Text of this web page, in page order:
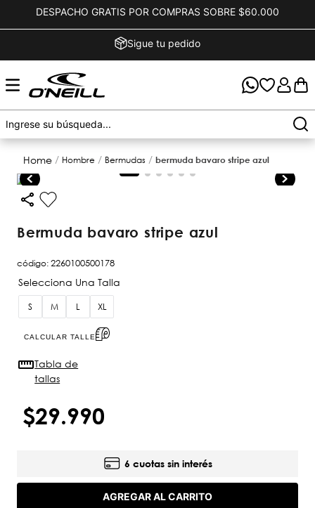
DESPACHO GRATIS POR COMPRAS SOBRE $60.000
Sigue tu pedido
hombre bermudas bermuda bavaro stripe azul
bermuda bavaro stripe azul
código:2260100500178
S M L XL
CALCULAR TALLE
Tabla de
tallas
$29.990
6 cuotas sin interés
AGREGAR AL CARRITO